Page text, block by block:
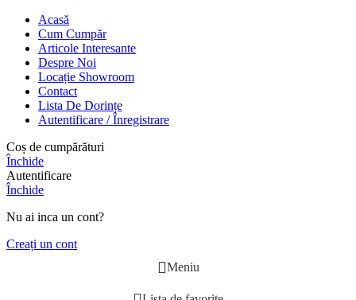
Acasă
Cum Cumpăr
Articole Interesante
Despre Noi
Locație Showroom
Contact
Lista De Dorințe
Autentificare / Înregistrare
Coș de cumpărături
Închide
Autentificare
Închide
Nu ai inca un cont?
Creați un cont
Meniu